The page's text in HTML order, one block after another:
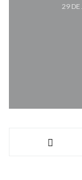
29 DE